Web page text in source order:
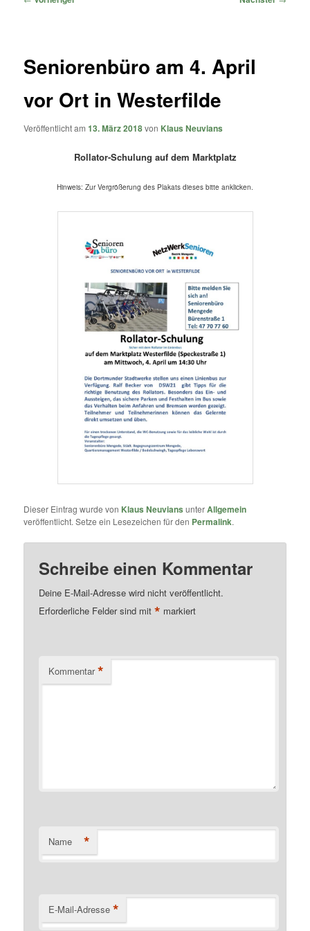
Seniorenbüro am 4. April
vor Ort in Westerfilde
Veröffentlicht am13. März 2018von Klaus Neuvians
Rollator-Schulung auf dem Marktplatz
Hinweis: Zur Vergrößerung des Plakats dieses bitte anklicken.
Dieser Eintrag wurde von Klaus Neuvians unterAllgemein
veröffentlicht. Setze ein Lesezeichen für den Permalink.
Schreibe einen Kommentar
Deine E-Mail-Adresse wird nicht veröffentlicht.
Erforderliche Felder sind mit* markiert
Kommentar *
Name *
E-Mail-Adresse *